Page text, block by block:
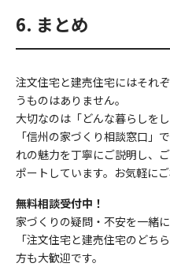
6. まとめ
注文住宅と建売住宅にはそれ
うものはありません。
大切なのは「どんな暮らしを
「信州の家づくり相談窓口」
れの魅力を丁寧にご説明し、
ポートしています。お気軽にご
無料相談受付中！
家づくりの疑問・不安を一緒
「注文住宅と建売住宅のど
方も大歓迎です。